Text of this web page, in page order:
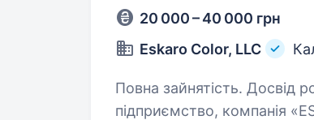
20 000 – 40 000 грн
Eskaro Color, LLC
Повна зайнятість. Досвід роботи від 1
підприємство, компанія